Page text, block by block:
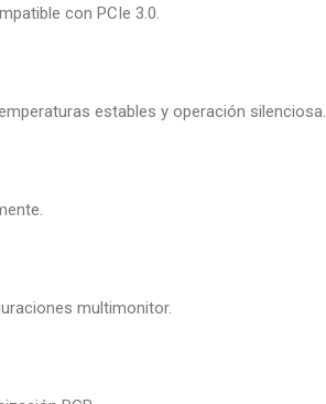
con PCIe 3.0.
estables y operación silenciosa.
multimonitor.